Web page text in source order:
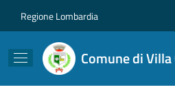
Regione Lombardia
Comune di